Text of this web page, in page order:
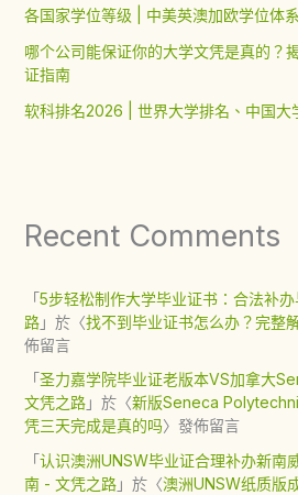
各国家学位等级 | 中美英澳加欧学位体
哪个公司能保证你的大学文凭是真的？
证指南
软科排名2026 | 世界大学排名、中国大
Recent Comments
「5步轻松制作大学毕业证书：合法补
路」於〈找不到毕业证书怎么办？完整
佈留言
「圣力嘉学院毕业证老版本VS加拿大
文凭之路」於〈新版Seneca
凭三天完成是真的吗〉發佈留言
「认识澳洲UNSW毕业证合理补办新南
南 - 文凭之路」於〈澳洲UNSW纸质版